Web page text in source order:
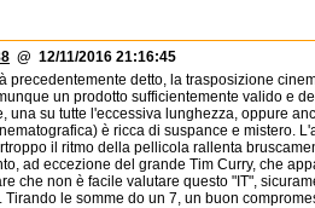
@ 12/11/2016 21:16:45
precedentemente detto, la trasposizione
un prodotto sufficientemente valido e
una su tutte l'eccessiva lunghezza, oppure
è ricca di suspance e mistero.
il ritmo della pellicola rallenta
ad eccezione del grande Tim Curry, che
che non è facile valutare questo "IT",
Tirando le somme do un 7, un buon